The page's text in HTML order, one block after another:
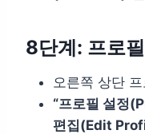
8단계: 프로
오른쪽 상단
“프로필 설정
편집(Edit